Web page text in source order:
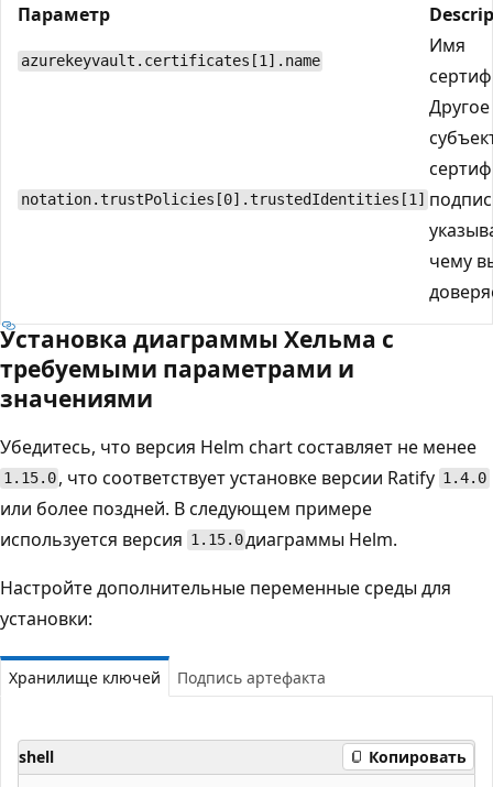
Параметр
azurekeyvault.certificates[1].name
Имя
notation.trustPolicies[0].trustedIdentities[1]
чему
Установка диаграммы Хельма с
требуемыми параметрами и
значениями
Убедитесь, что версия Helm chart составляет не менее
1.15.0 , что соответствует установке версии Ratify 1.4.0
или более поздней. В следующем примере
используется версия 1.15.0диаграммы Helm.
Настройте дополнительные переменные среды для
установки:
Хранилище ключей Подпись артефакта
shell Копировать